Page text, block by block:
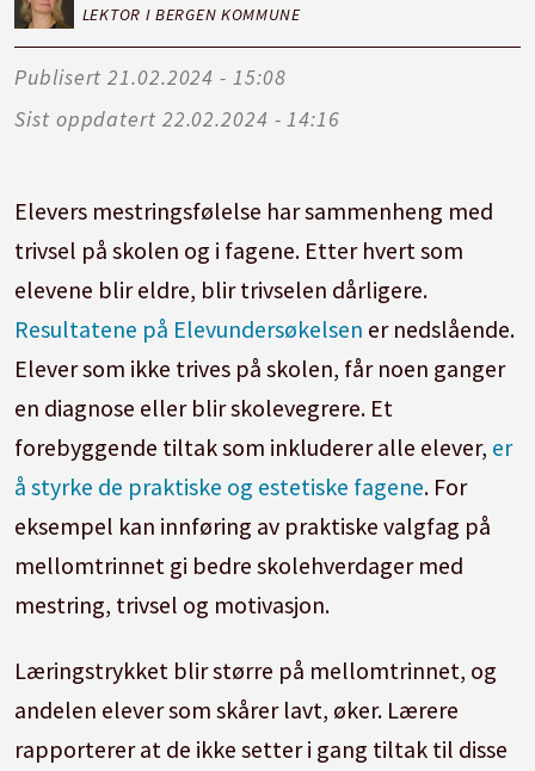
LEKTOR I BERGEN KOMMUNE
Publisert
21.02.2024 - 15:08
Sist oppdatert
22.02.2024 - 14:16
Elevers mestringsfølelse har sammenheng med
trivsel på skolen og i fagene. Etter hvert som
elevene blir eldre, blir trivselen dårligere.
Resultatene på Elevundersøkelsen er nedslående.
Elever som ikke trives på skolen, får noen ganger
en diagnose eller blir skolevegrere. Et
forebyggende tiltak som inkluderer alle elever, er
å styrke de praktiske og estetiske fagene. For
eksempel kan innføring av praktiske valgfag på
mellomtrinnet gi bedre skolehverdager med
mestring, trivsel og motivasjon.
Læringstrykket blir større på mellomtrinnet, og
andelen elever som skårer lavt, øker. Lærere
rapporterer at de ikke setter i gang tiltak til disse